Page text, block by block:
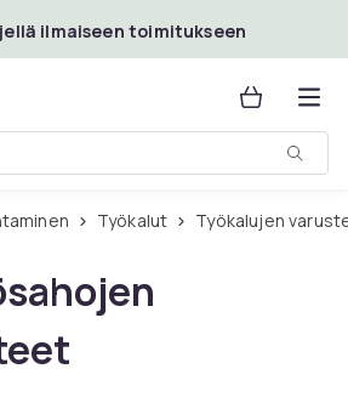
ilmaiseen toimitukseen
Työkalut Työkalujen